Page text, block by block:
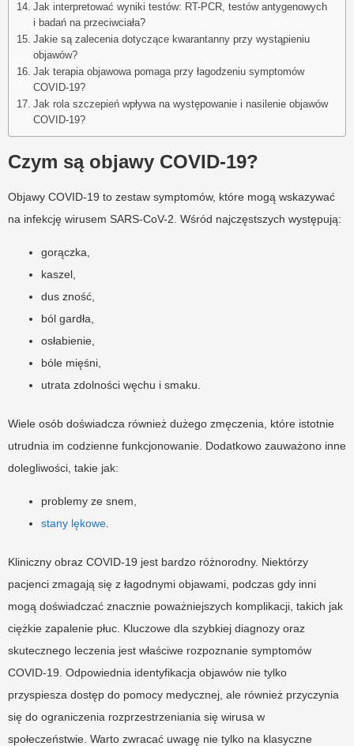
Jak interpretować wyniki testów: RT-PCR, testów antygenowych
i badań na przeciwciała?
Jakie są zalecenia dotyczące kwarantanny przy wystąpieniu
objawów?
Jak terapia objawowa pomaga przy łagodzeniu symptomów
COVID-19?
Jak rola szczepień wpływa na występowanie i nasilenie objawów
COVID-19?
Czym są objawy COVID-19?
Objawy COVID-19 to zestaw symptomów, które mogą wskazywać
na infekcję wirusem SARS-CoV-2. Wśród najczęstszych występują:
gorączka,
kaszel,
dus zność,
ból gardła,
osłabienie,
bóle mięśni,
utrata zdolności węchu i smaku.
Wiele osób doświadcza również dużego zmęczenia, które istotnie
utrudnia im codzienne funkcjonowanie. Dodatkowo zauważono inne
dolegliwości, takie jak:
problemy ze snem,
stany lękowe
Kliniczny obraz COVID-19 jest bardzo różnorodny. Niektórzy
pacjenci zmagają się z łagodnymi objawami, podczas gdy inni
mogą doświadczać znacznie poważniejszych komplikacji, takich jak
ciężkie zapalenie płuc. Kluczowe dla szybkiej diagnozy oraz
skutecznego leczenia jest właściwe rozpoznanie symptomów
COVID-19. Odpowiednia identyfikacja objawów nie tylko
przyspiesza dostęp do pomocy medycznej, ale również przyczynia
się do ograniczenia rozprzestrzeniania się wirusa w
społeczeństwie. Warto zwracać uwagę nie tylko na klasyczne